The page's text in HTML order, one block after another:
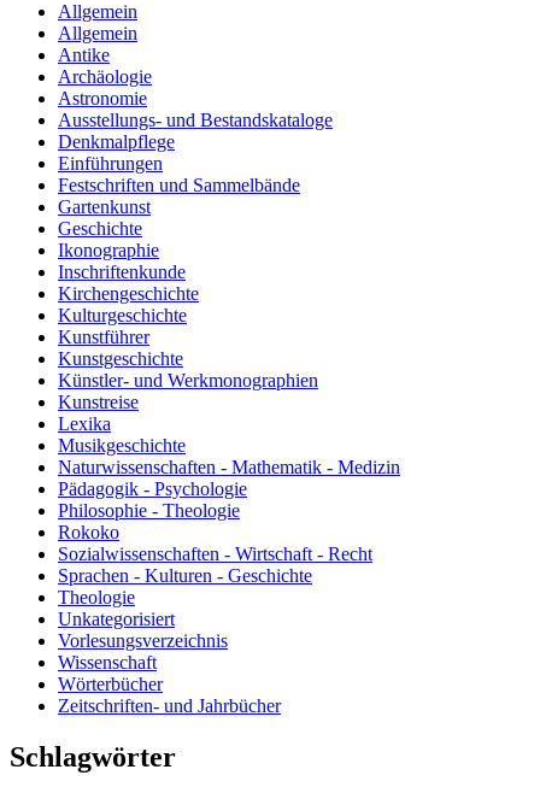
Allgemein
Allgemein
Antike
Archäologie
Astronomie
Ausstellungs- und Bestandskataloge
Denkmalpflege
Einführungen
Festschriften und Sammelbände
Gartenkunst
Geschichte
Ikonographie
Inschriftenkunde
Kirchengeschichte
Kulturgeschichte
Kunstführer
Kunstgeschichte
Künstler- und Werkmonographien
Kunstreise
Lexika
Musikgeschichte
Naturwissenschaften - Mathematik - Medizin
Pädagogik - Psychologie
Philosophie - Theologie
Rokoko
Sozialwissenschaften - Wirtschaft - Recht
Sprachen - Kulturen - Geschichte
Theologie
Unkategorisiert
Vorlesungsverzeichnis
Wissenschaft
Wörterbücher
Zeitschriften- und Jahrbücher
Schlagwörter